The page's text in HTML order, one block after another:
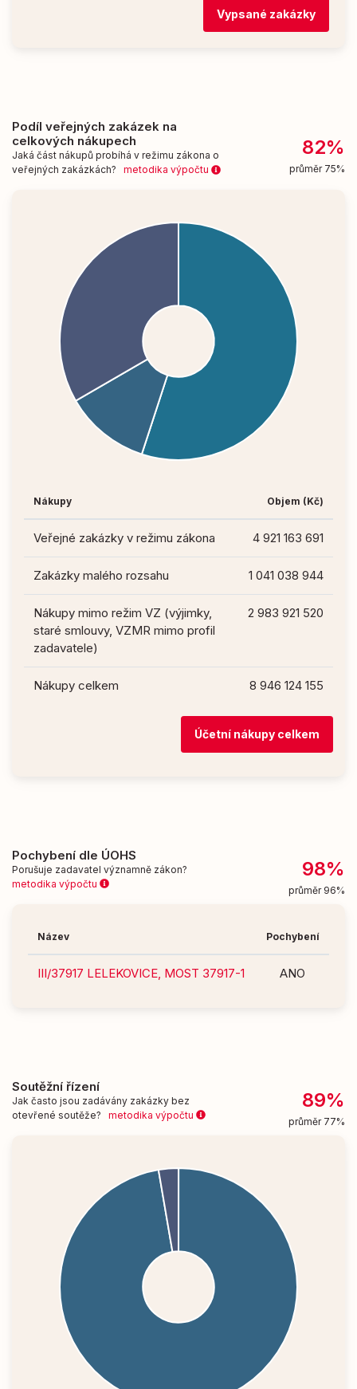
Vypsané zakázky
Podíl veřejných zakázek na
celkových nákupech
Jaká část nákupů probíhá v režimu zákona o
veřejných zakázkách? metodika výpočtu
82%
průměr 75%
Nákupy Objem (Kč)
Veřejné zakázky v režimu zákona 4 921 163 691
Zakázky malého rozsahu 1 041 038 944
Nákupy mimo režim VZ (výjimky,
staré smlouvy, VZMR mimo profil
zadavatele)
2 983 921 520
Nákupy celkem 8 946 124 155
Účetní nákupy celkem
Pochybení dle ÚOHS
Porušuje zadavatel významně zákon?
metodika výpočtu
98%
průměr 96%
Název Pochybení
III/37917 LELEKOVICE, MOST 37917-1 ANO
Soutěžní řízení
Jak často jsou zadávány zakázky bez
otevřené soutěže? metodika výpočtu
89%
průměr 77%